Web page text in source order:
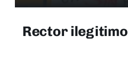
Rector ilegitimo